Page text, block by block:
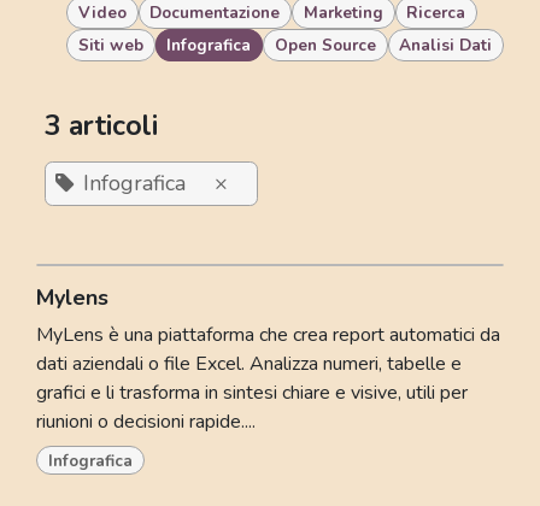
Video
Documentazione Marketing
Ricerca
Siti web
Infografica Open Source Analisi Dati
3 articoli
Infografica ×
Mylens
MyLens è una piattaforma che crea report automatici da
dati aziendali o file Excel. Analizza numeri, tabelle e
grafici e li trasforma in sintesi chiare e visive, utili per
riunioni o decisioni rapide....
Infografica